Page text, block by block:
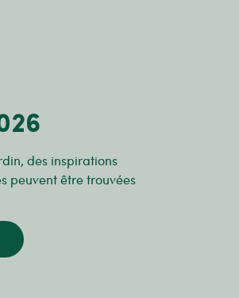
des inspirations
peuvent être trouvées